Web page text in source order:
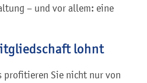
– und vor allem: eine
lohnt
profitieren Sie nicht nur von